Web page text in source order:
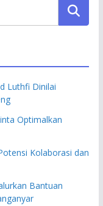
Luthfi Dinilai
Optimalkan
Kolaborasi dan
Bantuan